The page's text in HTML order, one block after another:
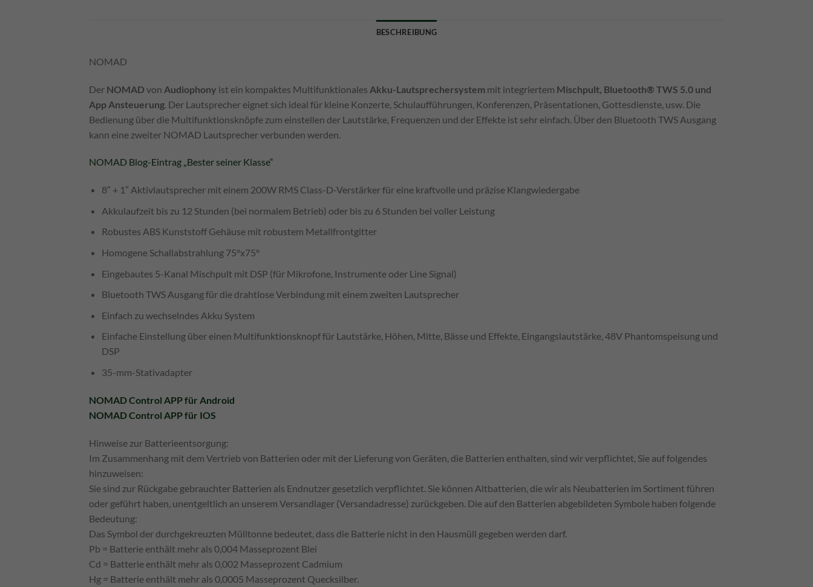
BESCHREIBUNG
NOMAD
Der NOMAD von Audiophony ist ein kompaktes Multifunktionales Akku-Lautsprechersystem mit integriertem Mischpult, Bluetooth® TWS 5.0 und
App Ansteuerung . Der Lautsprecher eignet sich ideal für kleine Konzerte, Schulaufführungen, Konferenzen, Präsentationen, Gottesdienste, usw. Die
Bedienung über die Multifunktionsknöpfe zum einstellen der Lautstärke, Frequenzen und der Effekte ist sehr einfach. Über den Bluetooth TWS Ausgang
kann eine zweiter NOMAD Lautsprecher verbunden werden.
NOMAD Blog-Eintrag „Bester seiner Klasse“
8″ + 1″ Aktivlautsprecher mit einem 200W RMS Class-D-Verstärker für eine kraftvolle und präzise Klangwiedergabe
Akkulaufzeit bis zu 12 Stunden (bei normalem Betrieb) oder bis zu 6 Stunden bei voller Leistung
Robustes ABS Kunststoff Gehäuse mit robustem Metallfrontgitter
Homogene Schallabstrahlung 75°x75°
Eingebautes 5-Kanal Mischpult mit DSP (für Mikrofone, Instrumente oder Line Signal)
Bluetooth TWS Ausgang für die drahtlose Verbindung mit einem zweiten Lautsprecher
Einfach zu wechselndes Akku System
Einfache Einstellung über einen Multifunktionsknopf für Lautstärke, Höhen, Mitte, Bässe und Effekte, Eingangslautstärke, 48V Phantomspeisung und
DSP
35-mm-Stativadapter
NOMAD Control APP für Android
NOMAD Control APP für IOS
Hinweise zur Batterieentsorgung:
Im Zusammenhang mit dem Vertrieb von Batterien oder mit der Lieferung von Geräten, die Batterien enthalten, sind wir verpflichtet, Sie auf folgendes
hinzuweisen:
Sie sind zur Rückgabe gebrauchter Batterien als Endnutzer gesetzlich verpflichtet. Sie können Altbatterien, die wir als Neubatterien im Sortiment führen
oder geführt haben, unentgeltlich an unserem Versandlager (Versandadresse) zurückgeben. Die auf den Batterien abgebildeten Symbole haben folgende
Bedeutung:
Das Symbol der durchgekreuzten Mülltonne bedeutet, dass die Batterie nicht in den Hausmüll gegeben werden darf.
Pb = Batterie enthält mehr als 0,004 Masseprozent Blei
Cd = Batterie enthält mehr als 0,002 Masseprozent Cadmium
Hg = Batterie enthält mehr als 0,0005 Masseprozent Quecksilber.